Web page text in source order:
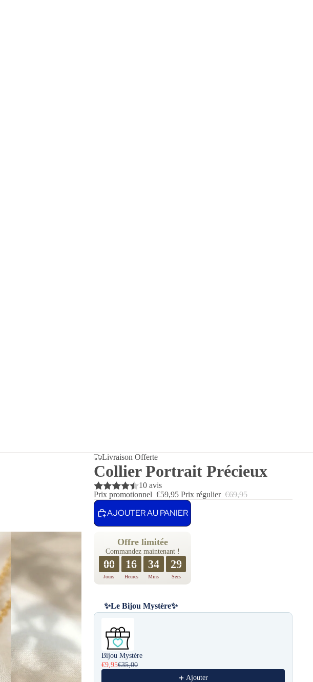
Livraison Offerte
Collier Portrait Précieux
10 avis
Prix promotionnel €59,95 Prix régulier €69,95
AJOUTER AU PANIER
Offre limitée
Commandez maintenant !
00 16 34 27
Jours Heures Mins Secs
✨Le Bijou Mystère✨
Use the Previous and Next buttons to navigate through product
Bijou Mystère
€9,95€35,00
Ajouter